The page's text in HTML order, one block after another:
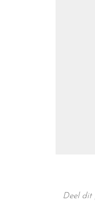
Deel dit